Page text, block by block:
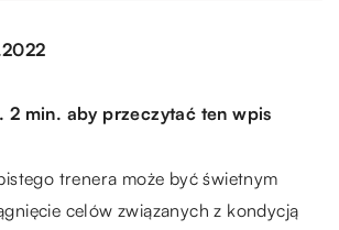
2 min. aby przeczytać ten wpis
trenera może być świetnym
celów związanych z kondycją